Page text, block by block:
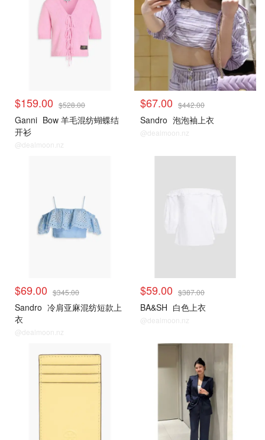
$159.00 $528.00
Ganni Bow 羊毛混纺蝴蝶结
开衫
@dealmoon.nz
$67.00 $442.00
Sandro 泡泡袖上衣
@dealmoon.nz
$69.00 $345.00
Sandro 冷肩亚麻混纺短款上
衣
@dealmoon.nz
$59.00 $387.00
BA&SH 白色上衣
@dealmoon.nz